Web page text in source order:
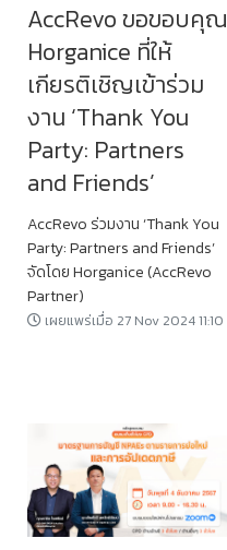
AccRevo ขอขอบคุณ
Horganice ที่ให้
เกียรติเชิญเข้าร่วม
งาน ‘Thank You
Party: Partners
and Friends’
AccRevo ร่วมงาน ‘Thank You
Party: Partners and Friends’
จัดโดย Horganice (AccRevo
Partner)
เผยแพร่เมื่อ 27 Nov 2024 11:10